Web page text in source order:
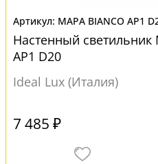
MAPA BIANCO AP1
Настенный светильник
AP1 D20
Ideal Lux (Италия)
7 485 ₽